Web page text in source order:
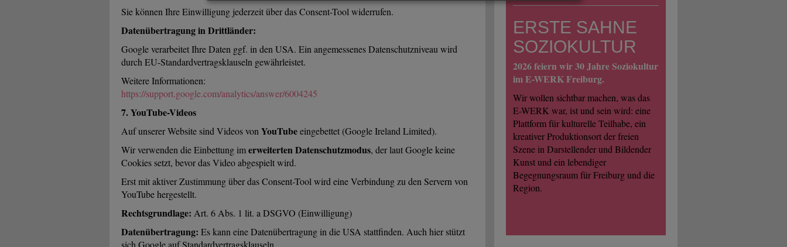
Sie können Ihre Einwilligung jederzeit über das Consent-Tool widerrufen.
Datenübertragung in Drittländer:
Google verarbeitet Ihre Daten ggf. in den USA. Ein angemessenes Datenschutzniveau wird
durch EU-Standardvertragsklauseln gewährleistet.
Weitere Informationen:
https://support.google.com/analytics/answer/6004245
7. YouTube-Videos
Auf unserer Website sind Videos von YouTubeeingebettet (Google Ireland Limited).
Wir verwenden die Einbettung imerweiterten Datenschutzmodus, der laut Google keine
Cookies setzt, bevor das Video abgespielt wird.
Erst mit aktiver Zustimmung über das Consent-Tool wird eine Verbindung zu den Servern von
YouTube hergestellt.
Rechtsgrundlage: Art. 6 Abs. 1 lit. a DSGVO (Einwilligung)
Datenübertragung: Es kann eine Datenübertragung in die USA stattfinden. Auch hier stützt
sich Google auf Standardvertragsklauseln.
ERSTE SAHNE
SOZIOKULTUR
2026 feiern wir 30 Jahre Soziokultur
im E-WERK Freiburg.
Wir wollen sichtbar machen, was das
E-WERK war, ist und sein wird: eine
Plattform für kulturelle Teilhabe, ein
kreativer Produktionsort der freien
Szene in Darstellender und Bildender
Kunst und ein lebendiger
Begegnungsraum für Freiburg und die
Region.